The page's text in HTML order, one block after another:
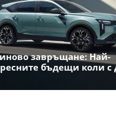
завръщане: Най-
бъдещи коли с